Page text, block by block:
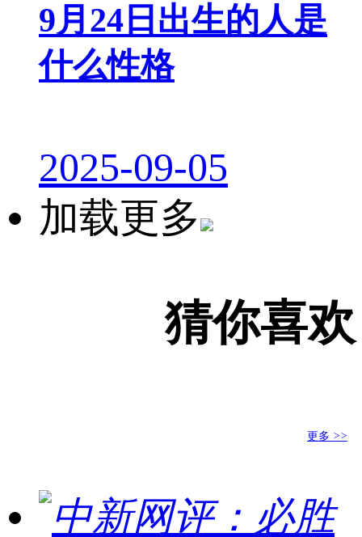
9月24日出生的人是
什么性格
2025-09-05
加载更多
猜你喜欢
更多 >>